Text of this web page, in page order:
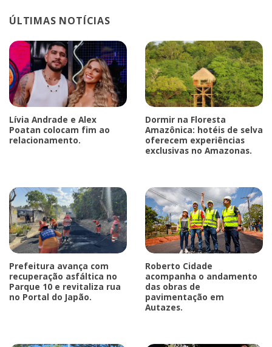
ÚLTIMAS NOTÍCIAS
Lívia Andrade e Alex
Poatan colocam fim ao
relacionamento.
Dormir na Floresta
Amazônica: hotéis de selva
oferecem experiências
exclusivas no Amazonas.
Prefeitura avança com
recuperação asfáltica no
Parque 10 e revitaliza rua
no Portal do Japão.
Roberto Cidade
acompanha o andamento
das obras de
pavimentação em
Autazes.